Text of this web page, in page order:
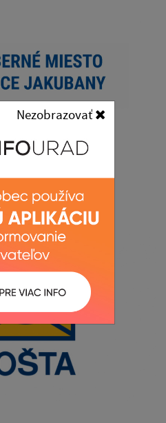
Nezobrazovať